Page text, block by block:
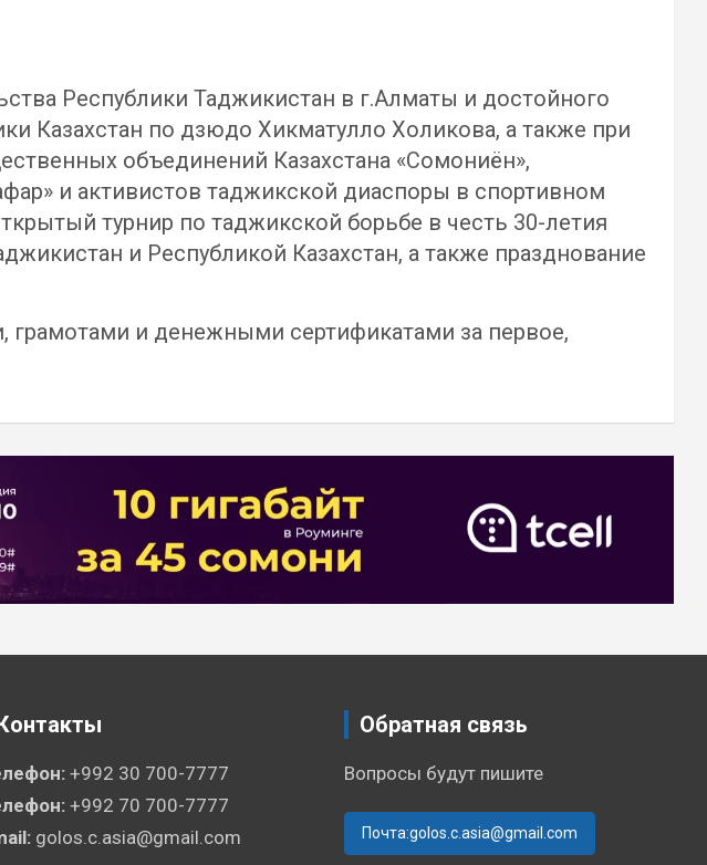
Республики Таджикистан в г.Алматы и достойного
Казахстан по дзюдо Хикматулло Холикова, а также при
объединений Казахстана «Сомониён»,
и активистов таджикской диаспоры в спортивном
турнир по таджикской борьбе в честь 30-летия
и Республикой Казахстан, а также празднование
и денежными сертификатами за первое,
+992 30 700-7777
+992 70 700-7777
golos.c.asia@gmail.com
Обратная связь
Вопросы будут пишите
Почта:golos.c.asia@gmail.com